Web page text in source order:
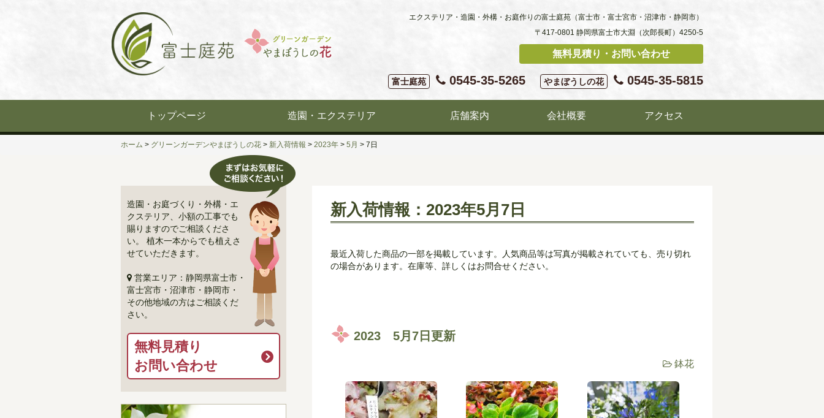
エクステリア・造園・外構・お庭作りの富士庭苑（富士市・富士宮市・沼津市・静岡市）
〒417-0801 静岡県富士市大淵（次郎長町）4250-5
無料見積り・お問い合わせ
富士庭苑 0545-35-5265 やまぼうしの花 0545-35-5815
トップページ 造園・エクステリア 店舗案内 会社概要 アクセス
ホーム > グリーンガーデンやまぼうしの花 > 新入荷情報 > 2023年 > 5月 > 7日
新入荷情報：2023年5月7日
最近入荷した商品の一部を掲載しています。人気商品等は写真が掲載されていても、売り切れ
の場合があります。在庫等、詳しくはお問合せください。
2023 5月7日更新
鉢花
造園・お庭づくり・外構・エ
クステリア、小額の工事でも
賜りますのでご相談くださ
い。 植木一本からでも植えさ
せていただきます。
営業エリア：静岡県富士市・
富士宮市・沼津市・静岡市・
その他地域の方はご相談くだ
さい。
無料見積り
お問い合わせ